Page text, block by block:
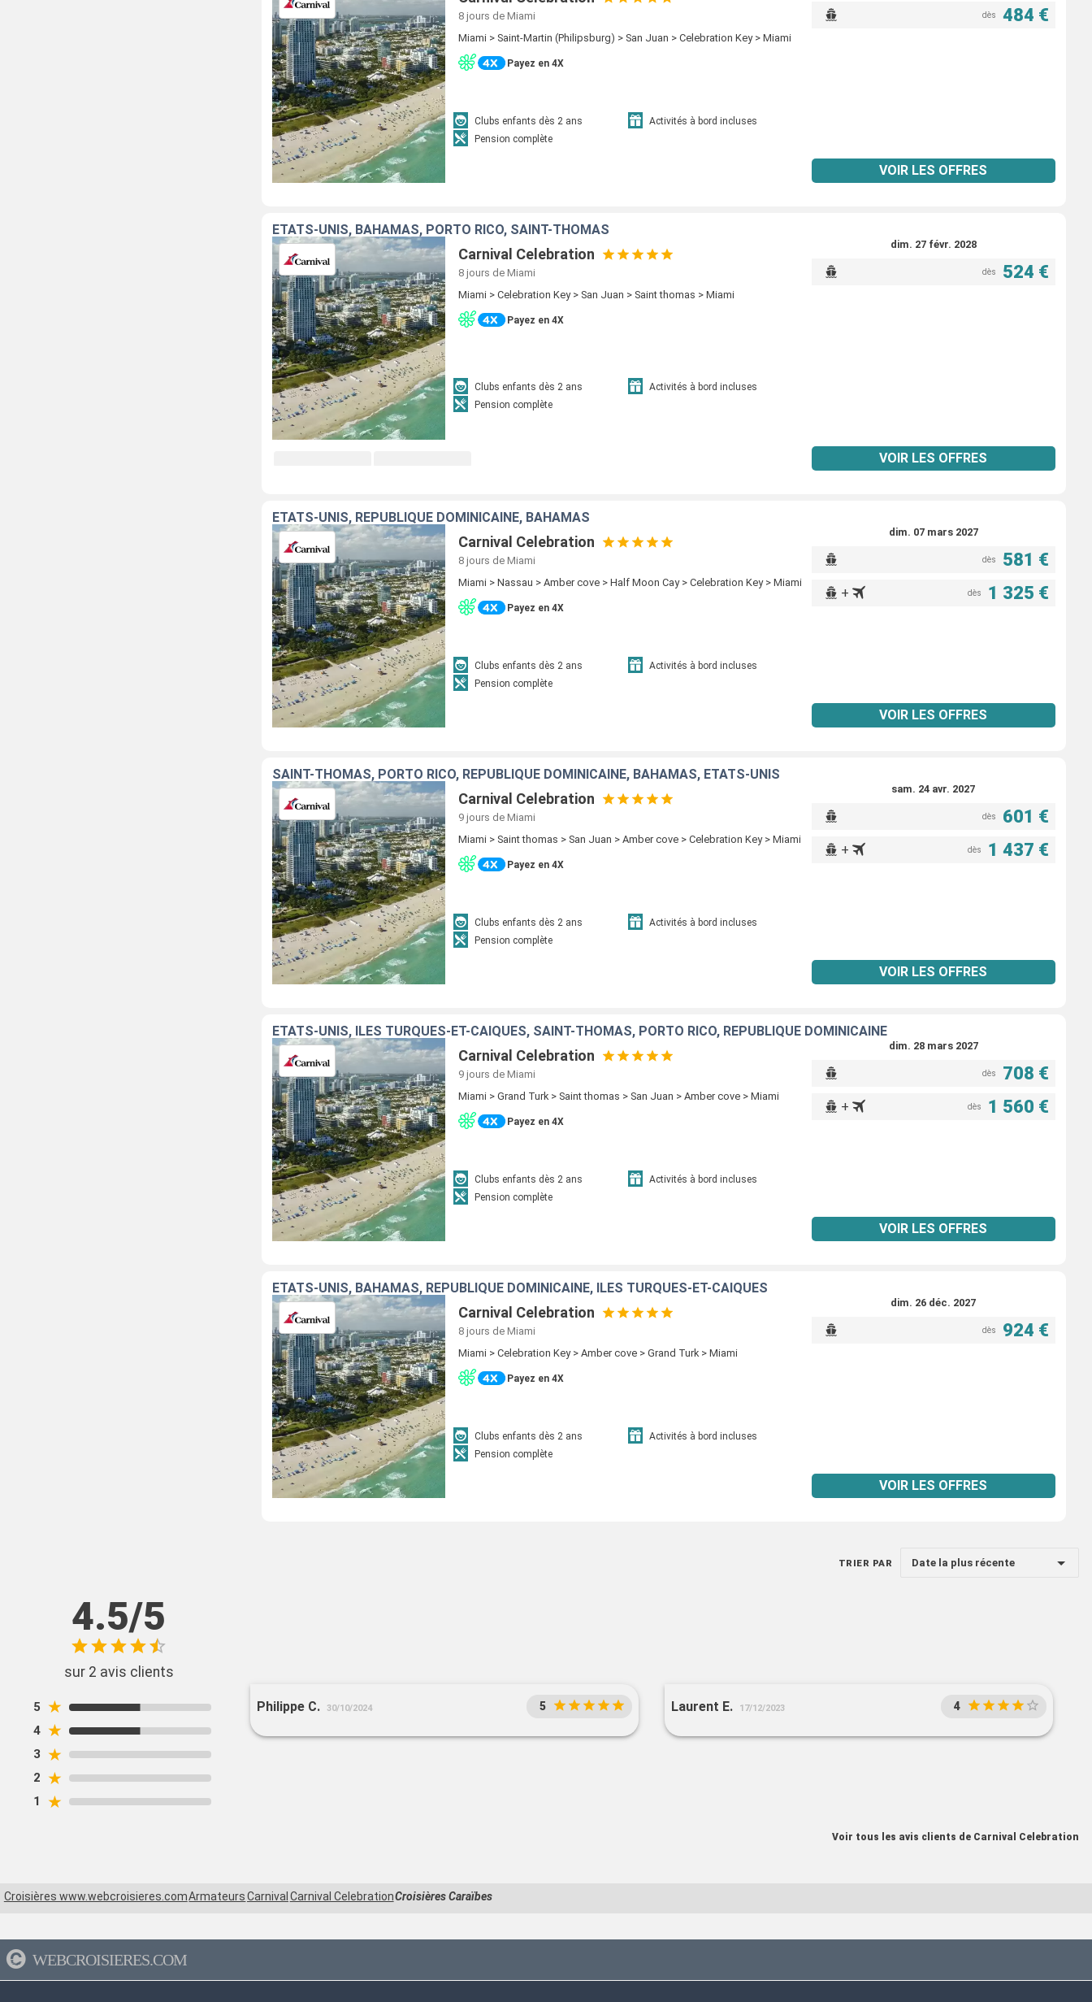
8 jours de Miami
Miami > Saint-Martin (Philipsburg) > San Juan > Celebration Key > Miami
Payez en 4X
Clubs enfants dès 2 ans
Activités à bord incluses
Pension complète
dès 484 €
VOIR LES OFFRES
ÉTATS-UNIS, BAHAMAS, PORTO RICO, SAINT-THOMAS
Carnival Celebration
8 jours de Miami
Miami > Celebration Key > San Juan > Saint thomas > Miami
Payez en 4X
Clubs enfants dès 2 ans
Activités à bord incluses
Pension complète
dim. 27 févr. 2028
dès 524 €
VOIR LES OFFRES
ÉTATS-UNIS, RÉPUBLIQUE DOMINICAINE, BAHAMAS
Carnival Celebration
8 jours de Miami
Miami > Nassau > Amber cove > Half Moon Cay > Celebration Key > Miami
Payez en 4X
Clubs enfants dès 2 ans
Activités à bord incluses
Pension complète
dim. 07 mars 2027
dès 581 €
+ dès 1 325 €
VOIR LES OFFRES
SAINT-THOMAS, PORTO RICO, RÉPUBLIQUE DOMINICAINE, BAHAMAS, ÉTATS-UNIS
Carnival Celebration
9 jours de Miami
Miami > Saint thomas > San Juan > Amber cove > Celebration Key > Miami
Payez en 4X
Clubs enfants dès 2 ans
Activités à bord incluses
Pension complète
sam. 24 avr. 2027
dès 601 €
+ dès 1 437 €
VOIR LES OFFRES
ÉTATS-UNIS, ÎLES TURQUES-ET-CAÏQUES, SAINT-THOMAS, PORTO RICO, RÉPUBLIQUE DOMINICAINE
Carnival Celebration
9 jours de Miami
Miami > Grand Turk > Saint thomas > San Juan > Amber cove > Miami
Payez en 4X
Clubs enfants dès 2 ans
Activités à bord incluses
Pension complète
dim. 28 mars 2027
dès 708 €
+ dès 1 560 €
VOIR LES OFFRES
ÉTATS-UNIS, BAHAMAS, RÉPUBLIQUE DOMINICAINE, ÎLES TURQUES-ET-CAÏQUES
Carnival Celebration
8 jours de Miami
Miami > Celebration Key > Amber cove > Grand Turk > Miami
Payez en 4X
Clubs enfants dès 2 ans
Activités à bord incluses
Pension complète
dim. 26 déc. 2027
dès 924 €
VOIR LES OFFRES
TRIER PAR Date la plus récente
4.5/5
sur 2 avis clients
5 ★
4 ★
3 ★
2 ★
1 ★
Philippe C. 30/10/2024 5 Laurent E. 17/12/2023 4
Voir tous les avis clients de Carnival Celebration
Croisières www.webcroisieres.comArmateursCarnival Carnival CelebrationCroisières Caraïbes
WEBCROISIERES.COM